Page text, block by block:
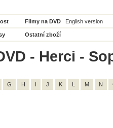
Filmy na DVD English version
Ostatní zboží
- Herci -
G H I J K L M N